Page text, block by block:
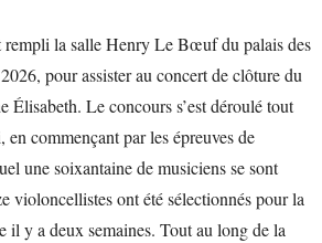
rempli la salle Henry Le Bœuf du palais des
pour assister au concert de clôture du
Élisabeth. Le concours s’est déroulé tout
commençant par les épreuves de
une soixantaine de musiciens se sont
violoncellistes ont été sélectionnés pour la
il y a deux semaines. Tout au long de la